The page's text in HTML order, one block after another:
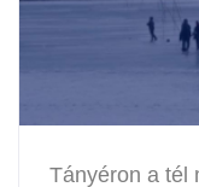
Tányéron a tél